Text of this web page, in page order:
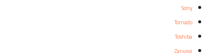
Sony
Tornado
Toshiba
Zanussi